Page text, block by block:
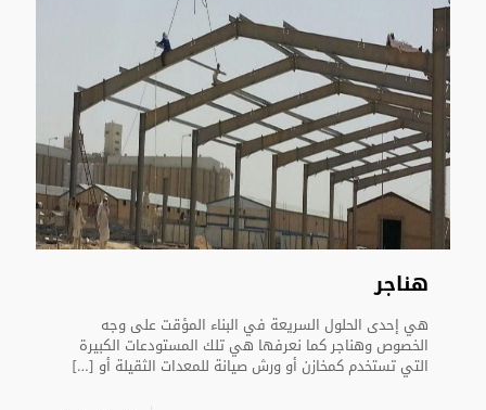
هناجر
هي إحدى الحلول السريعة في البناء المؤقت على وجه
الخصوص وهناجر كما نعرفها هي تلك المستودعات الكبيرة
التي تستخدم كمخازن أو ورش صيانة للمعدات الثقيلة أو […]